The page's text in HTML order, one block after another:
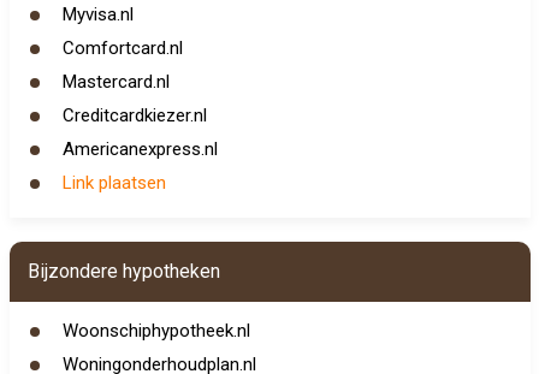
Myvisa.nl
Comfortcard.nl
Mastercard.nl
Creditcardkiezer.nl
Americanexpress.nl
Link plaatsen
Bijzondere hypotheken
Woonschiphypotheek.nl
Woningonderhoudplan.nl